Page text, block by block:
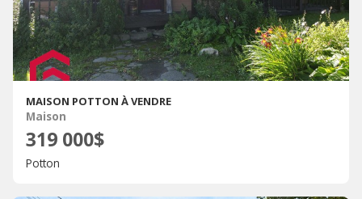
MAISON POTTON À VENDRE
Maison
319 000$
Potton